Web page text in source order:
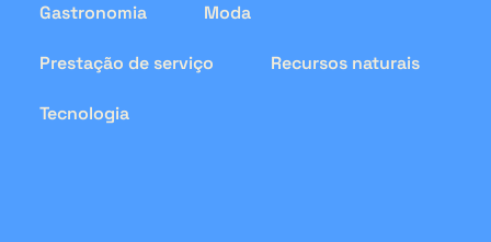
Gastronomia Moda
Prestação de serviço Recursos naturais
Tecnologia